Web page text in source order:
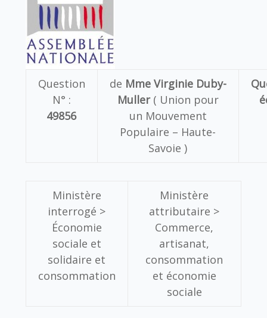
Question
N° :
49856
de Mme Virginie Duby-
Muller( Union pour
un Mouvement
Populaire – Haute-
Savoie )
Ministère
interrogé >
Économie
sociale et
solidaire et
consommation
Ministère
attributaire >
Commerce,
artisanat,
consommation
et économie
sociale